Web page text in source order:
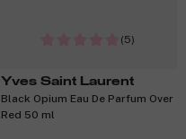
(5)
Yves Saint Laurent
Black Opium Eau De Parfum Over
Red 50 ml